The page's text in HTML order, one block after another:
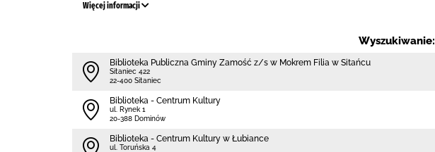
Więcej informacji
Wyszukiwanie:
Biblio­teka Publiczna Gminy Zamość z/s w Mokrem Filia w Sitańcu
Sitaniec 422
22-400 Sitaniec
Biblioteka - Centrum Kultury
ul. Rynek 1
20-388 Dominów
Biblioteka - Centrum Kultury w Łubiance
ul. Toruńska 4